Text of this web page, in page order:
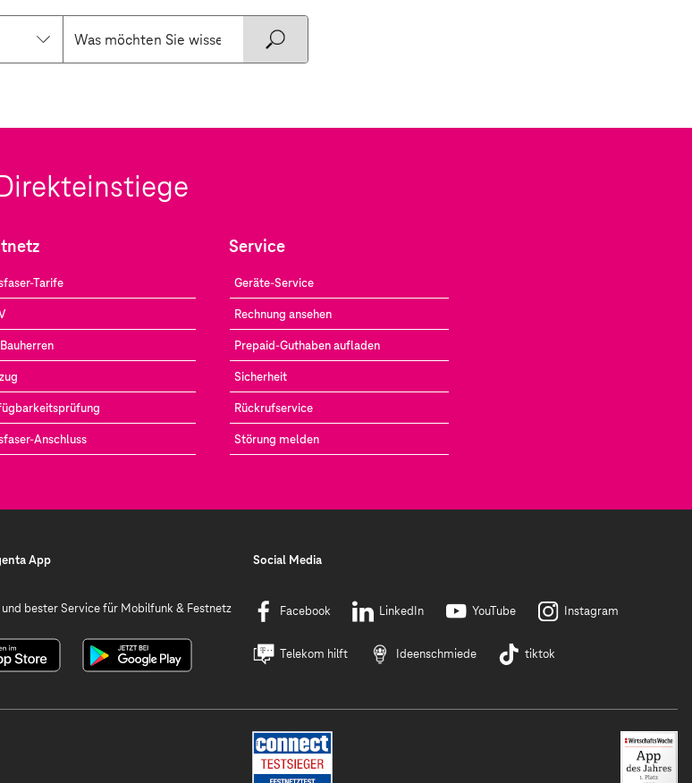
Tarife
Anschluss
Service
Geräte-Service
Rechnung ansehen
Prepaid-Guthaben aufladen
Sicherheit
Rückrufservice
Störung melden
App
bester Service für Mobilfunk & Festnetz
Social Media
Facebook LinkedIn YouTube Instagram
Telekom hilft Ideenschmiede tiktok